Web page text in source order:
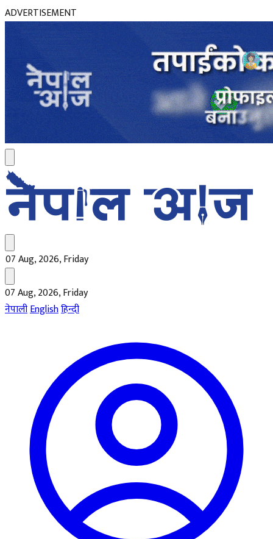
ADVERTISEMENT
07 Aug, 2026, Friday
07 Aug, 2026, Friday
नेपालीEnglishहिन्दी